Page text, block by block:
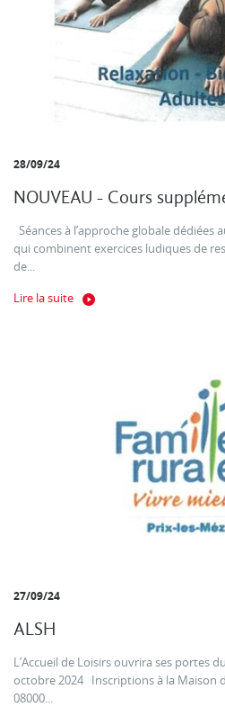
28/09/24
NOUVEAU - Cours
Séances à l’approche globale dédiées
qui combinent exercices ludiques de
de...
Lire la suite
27/09/24
ALSH
L’Accueil de Loisirs ouvrira ses portes
octobre 2024 Inscriptions à la Maison
08000...